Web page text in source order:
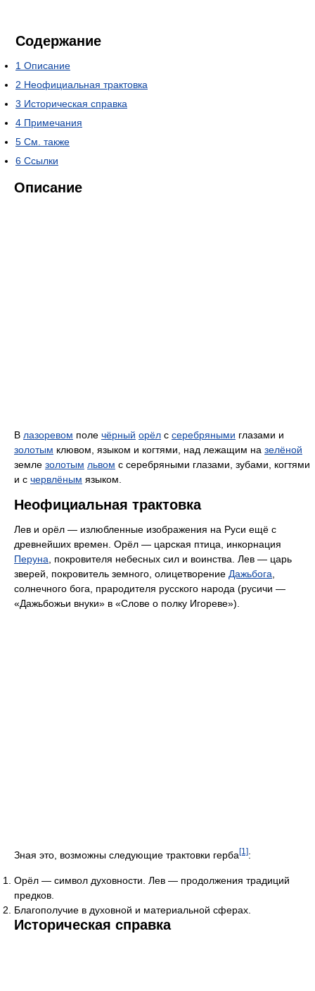
Содержание
1 Описание
2 Неофициальная трактовка
3 Историческая справка
4 Примечания
5 См. также
6 Ссылки
Описание
В лазоревом поле чёрный орёл с серебряными глазами и
золотым клювом, языком и когтями, над лежащим на зелёной
земле золотым львом с серебряными глазами, зубами, когтями
и с червлёным языком.
Неофициальная трактовка
Лев и орёл — излюбленные изображения на Руси ещё с
древнейших времен. Орёл — царская птица, инкорнация
Перуна , покровителя небесных сил и воинства. Лев — царь
зверей, покровитель земного, олицетворение Дажьбога
солнечного бога, прародителя русского народа (русичи —
«Дажьбожьи внуки» в «Слове о полку Игореве»).
Зная это, возможны следующие трактовки герба[1]:
Орёл — символ духовности. Лев — продолжения традиций
предков.
Благополучие в духовной и материальной сферах.
Историческая справка